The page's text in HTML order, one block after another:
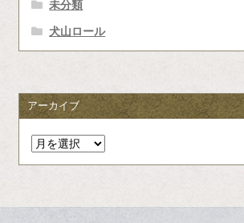
未分類
犬山ロール
アーカイブ